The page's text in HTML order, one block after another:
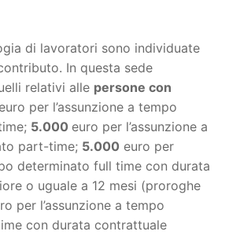
di lavoratori sono individuate
In questa sede
relativi alle persone con
euro per l’assunzione a tempo
5.000 euro per l’assunzione a
part-time; 5.000 euro per
determinato full time con durata
o uguale a 12 mesi (proroghe
per l’assunzione a tempo
con durata contrattuale